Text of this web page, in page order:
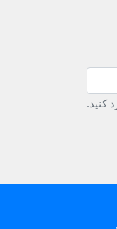
کنید.